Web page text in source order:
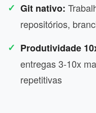
Git nativo:
repositórios,
Produtividade
entregas 3-10x
repetitivas